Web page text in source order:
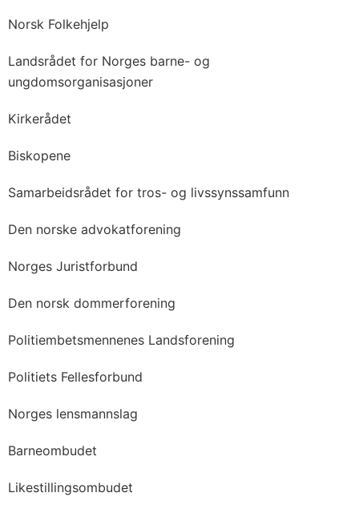
Norsk Folkehjelp
Landsrådet for Norges barne- og
ungdomsorganisasjoner
Kirkerådet
Biskopene
Samarbeidsrådet for tros- og livssynssamfunn
Den norske advokatforening
Norges Juristforbund
Den norsk dommerforening
Politiembetsmennenes Landsforening
Politiets Fellesforbund
Norges lensmannslag
Barneombudet
Likestillingsombudet